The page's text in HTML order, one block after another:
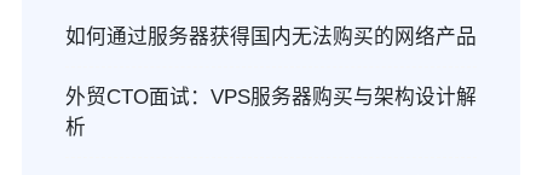
如何通过服务器获得国内无法购买的网络产品
外贸CTO面试：VPS服务器购买与架构设计解
析